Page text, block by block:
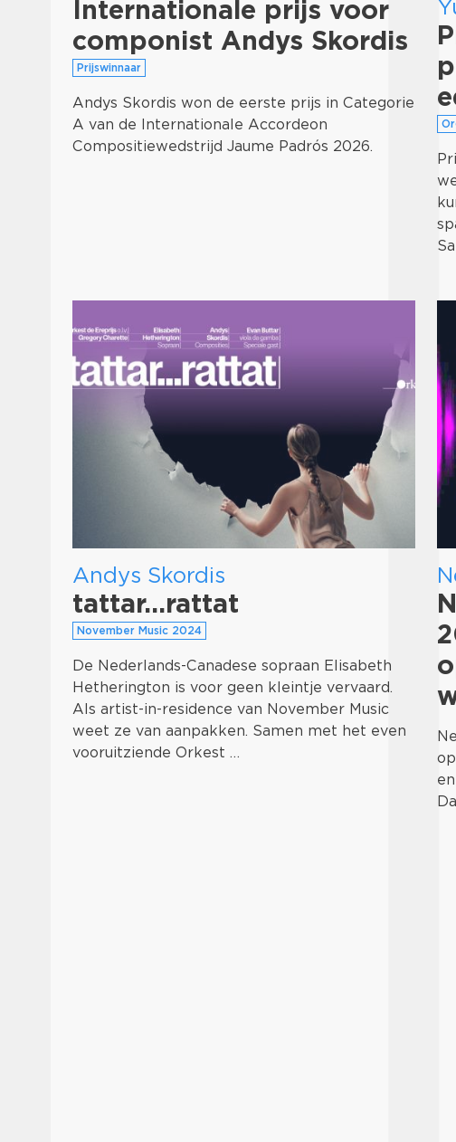
Internationale prijs voor
componist Andys Skordis
Prijswinnaar
Andys Skordis won de eerste prijs in Categorie
A van de Internationale Accordeon
Compositiewedstrijd Jaume Padrós 2026.
Andys Skordis
tattar...rattat
November Music 2024
De Nederlands-Canadese sopraan Elisabeth
Hetherington is voor geen kleintje vervaard.
Als artist-in-residence van November Music
weet ze van aanpakken. Samen met het even
vooruitziende Orkest …